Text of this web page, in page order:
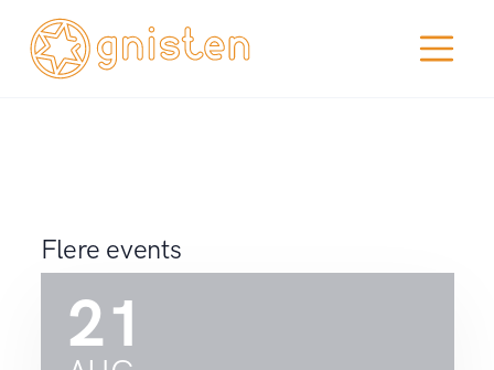
Flere events
21